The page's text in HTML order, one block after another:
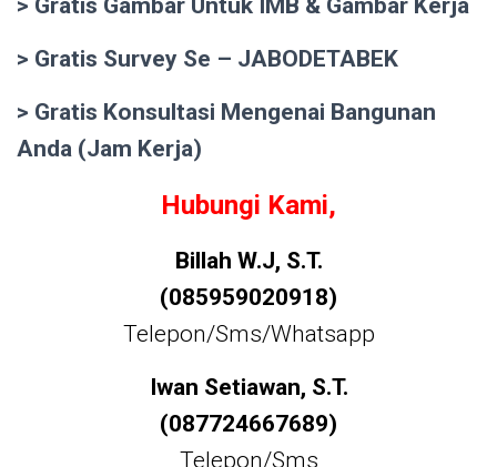
> Gratis Gambar Untuk IMB & Gambar Kerja
> Gratis Survey Se – JABODETABEK
> Gratis Konsultasi Mengenai Bangunan
Anda (Jam Kerja)
Hubungi Kami,
Billah W.J, S.T.
(085959020918)
Telepon/Sms/Whatsapp
Iwan Setiawan, S.T.
(087724667689)
Telepon/Sms